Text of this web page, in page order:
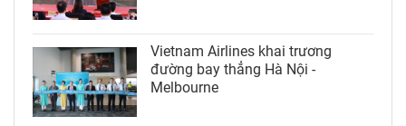
Vietnam Airlines khai trương
đường bay thẳng Hà Nội -
Melbourne